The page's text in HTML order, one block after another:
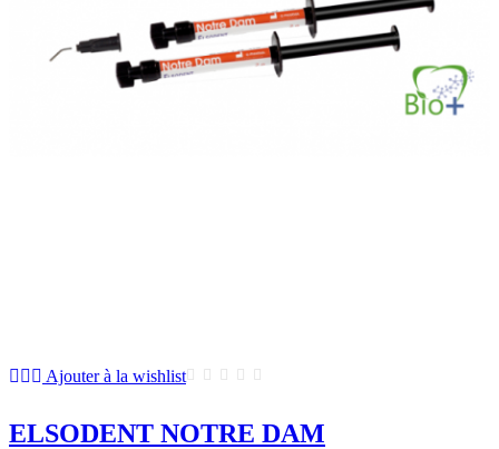
Ajouter à la wishlist
ELSODENT NOTRE DAM